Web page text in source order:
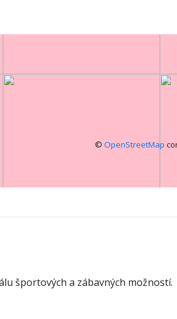
© OpenStreetMap
športových a zábavných možností.